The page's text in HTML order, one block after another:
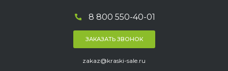
8 800 550-40-01
ЗАКАЗАТЬ ЗВОНОК
zakaz@kraski-sale.ru